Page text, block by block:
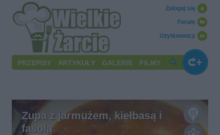
Użytkownicy
Forum
Zaloguj się
PRZEPISY ARTYKUŁY GALERIE FILMY
Zupa z jarmużem, kiełbasą i
fasolą